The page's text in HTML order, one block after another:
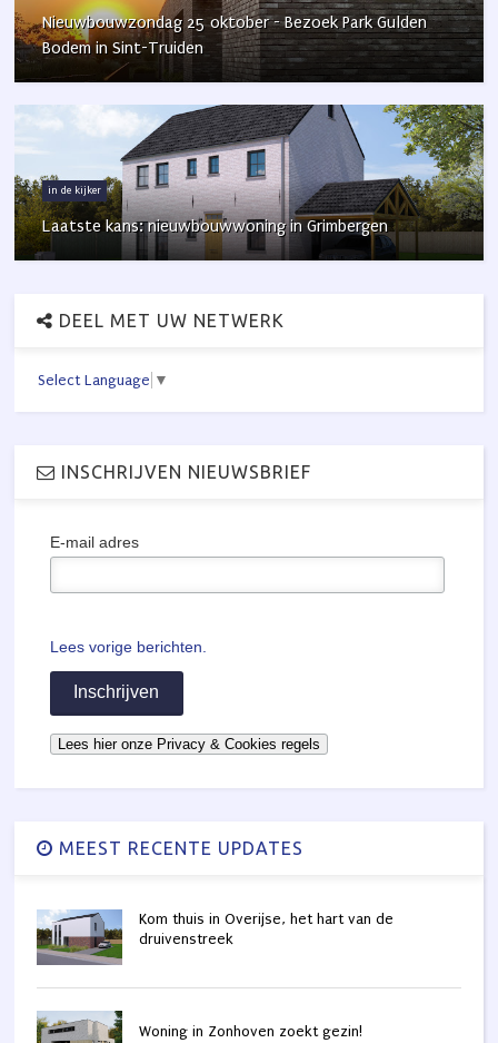
Nieuwbouwzondag 25 oktober - Bezoek Park Gulden
Bodem in Sint-Truiden
in de kijker
Laatste kans: nieuwbouwwoning in Grimbergen
DEEL MET UW NETWERK
Select Language ▼
INSCHRIJVEN NIEUWSBRIEF
E-mail adres
Lees vorige berichten.
MEEST RECENTE UPDATES
Kom thuis in Overijse, het hart van de
druivenstreek
Woning in Zonhoven zoekt gezin!